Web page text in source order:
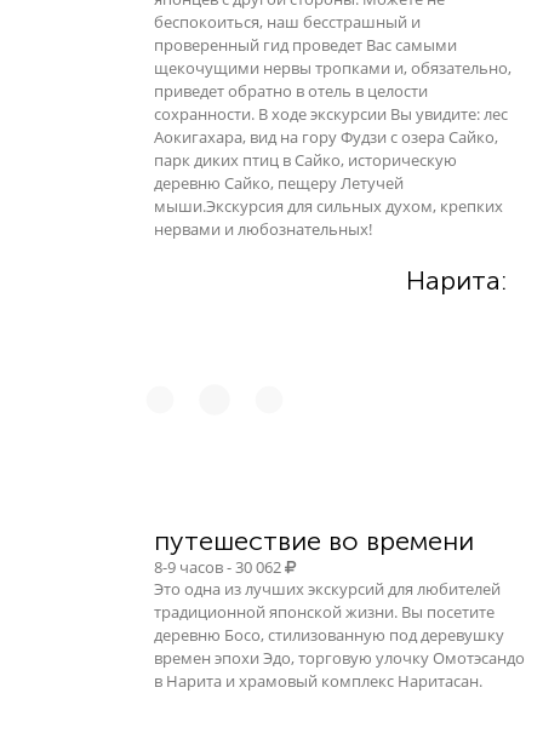
беспокоиться, наш бесстрашный и
проверенный гид проведет Вас самыми
щекочущими нервы тропками и, обязательно,
приведет обратно в отель в целости
сохранности. В ходе экскурсии Вы увидите: лес
Аокигахара, вид на гору Фудзи с озера Сайко,
парк диких птиц в Сайко, историческую
деревню Сайко, пещеру Летучей
мыши.Экскурсия для сильных духом, крепких
нервами и любознательных!
Нарита:
путешествие во времени
8-9 часов - 30 062
Это одна из лучших экскурсий для любителей
традиционной японской жизни. Вы посетите
деревню Босо, стилизованную под деревушку
времен эпохи Эдо, торговую улочку Омотэсандо
в Нарита и храмовый комплекс Наритасан.